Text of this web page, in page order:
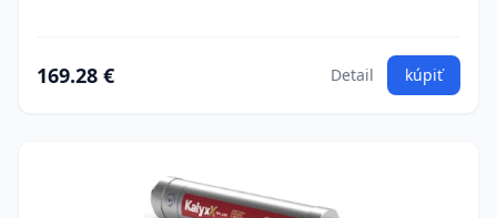
169.28 € Detail kúpiť